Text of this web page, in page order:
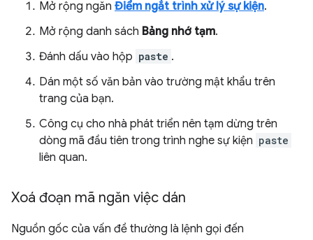
Mở rộng ngăn Điểm ngắt trình xử lý sự kiện.
Mở rộng danh sách Bảng nhớ tạm.
Đánh dấu vào hộp paste .
Dán một số văn bản vào trường mật khẩu trên
trang của bạn.
Công cụ cho nhà phát triển nên tạm dừng trên
dòng mã đầu tiên trong trình nghe sự kiện paste
liên quan.
Xoá đoạn mã ngăn việc dán
Nguồn gốc của vấn đề thường là lệnh gọi đến